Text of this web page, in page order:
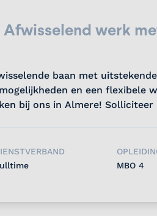
werk
baan met uitstekende
en een flexibele
bij ons in Almere! Solliciteer
MBO 4